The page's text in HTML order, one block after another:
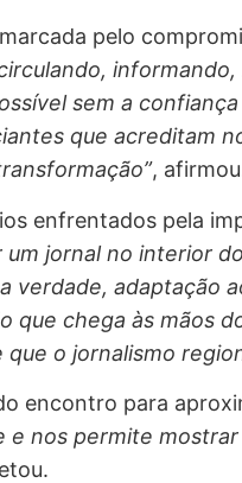
pelo
sem a
que acreditam
,
enfrentados pela
um jornal no interior
verdade, adaptação
que chega às mãos
o jornalismo
encontro para
e nos permite